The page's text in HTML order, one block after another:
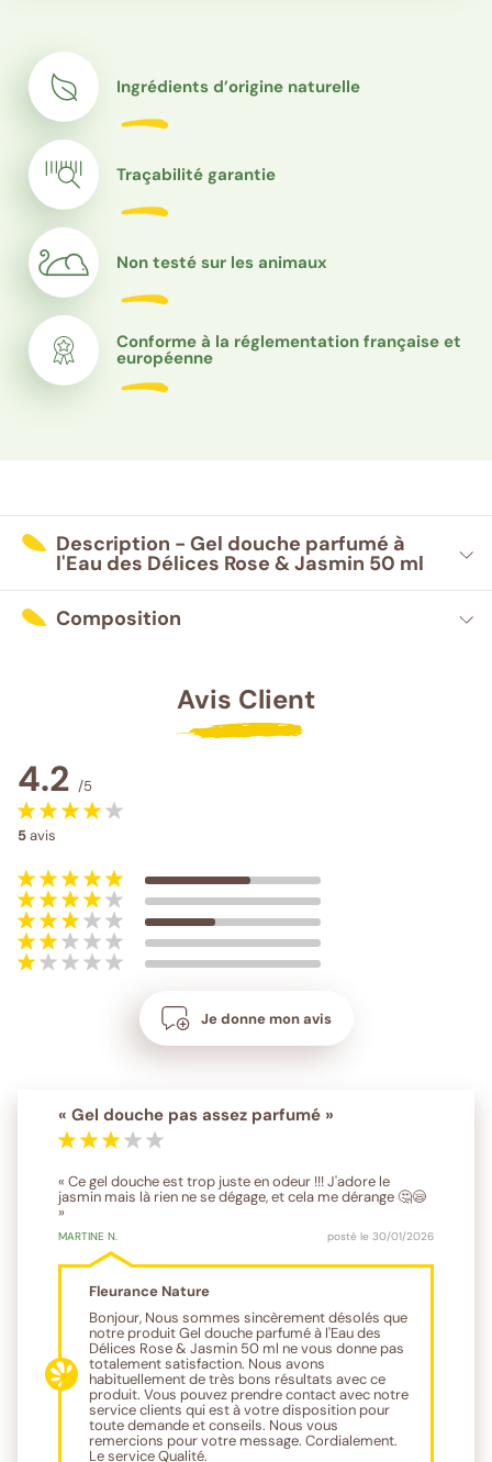
Ingrédients d’origine naturelle
Traçabilité garantie
Non testé sur les animaux
Conforme à la réglementation française et
européenne
Description - Gel douche parfumé à
l'Eau des Délices Rose & Jasmin 50 ml
Composition
Avis Client
4.2 /5
5avis
Je donne mon avis
« Gel douche pas assez parfumé »
« Ce gel douche est trop juste en odeur !!! J'adore le
jasmin mais là rien ne se dégage, et cela me dérange 🤔😪
»
MARTINE N. posté le 30/01/2026
Fleurance Nature
Bonjour, Nous sommes sincèrement désolés que
notre produit Gel douche parfumé à l'Eau des
Délices Rose & Jasmin 50 ml ne vous donne pas
totalement satisfaction. Nous avons
habituellement de très bons résultats avec ce
produit. Vous pouvez prendre contact avec notre
service clients qui est à votre disposition pour
toute demande et conseils. Nous vous
remercions pour votre message. Cordialement.
Le service Qualité.